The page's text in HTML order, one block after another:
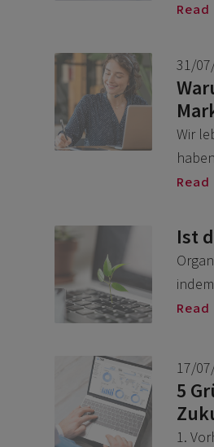
31/
Wir
Ist
17/
5
1.